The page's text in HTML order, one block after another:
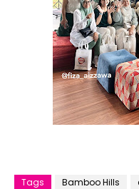
Tags Bamboo Hills